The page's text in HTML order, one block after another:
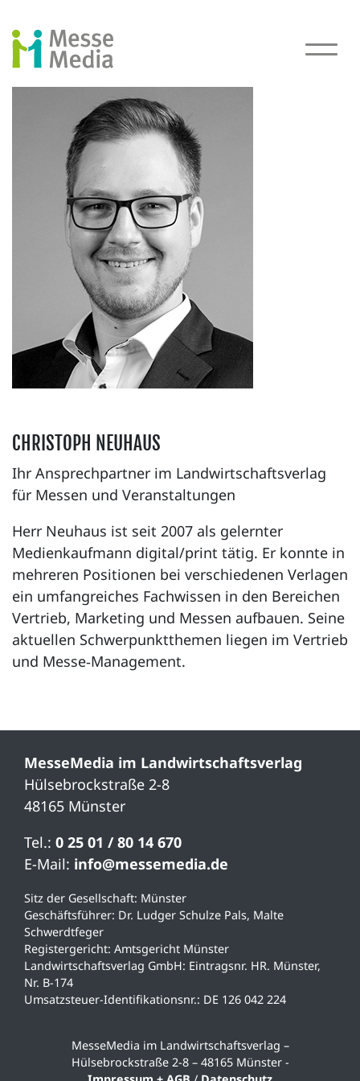
CHRISTOPH NEUHAUS
Ihr Ansprechpartner im Landwirtschaftsverlag
für Messen und Veranstaltungen
Herr Neuhaus ist seit 2007 als gelernter
Medienkaufmann digital/print tätig. Er konnte in
mehreren Positionen bei verschiedenen Verlagen
ein umfangreiches Fachwissen in den Bereichen
Vertrieb, Marketing und Messen aufbauen. Seine
aktuellen Schwerpunktthemen liegen im Vertrieb
und Messe‑Management.
MesseMedia im Landwirtschaftsverlag
Hülsebrockstraße 2-8
48165 Münster
Tel.: 0 25 01 / 80 14 670
E-Mail: info@messemedia.de
Sitz der Gesellschaft: Münster
Geschäftsführer: Dr. Ludger Schulze Pals, Malte
Schwerdtfeger
Registergericht: Amtsgericht Münster
Landwirtschaftsverlag GmbH: Eintragsnr. HR. Münster,
Nr. B-174
Umsatzsteuer-Identifikationsnr.: DE 126 042 224
MesseMedia im Landwirtschaftsverlag –
Hülsebrockstraße 2-8 – 48165 Münster -